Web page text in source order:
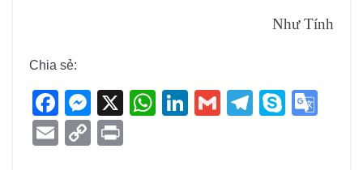
Như Tính
Chia sẻ:
F
a
c
M
e
ss
X
W
Li
G
T
S
E
C